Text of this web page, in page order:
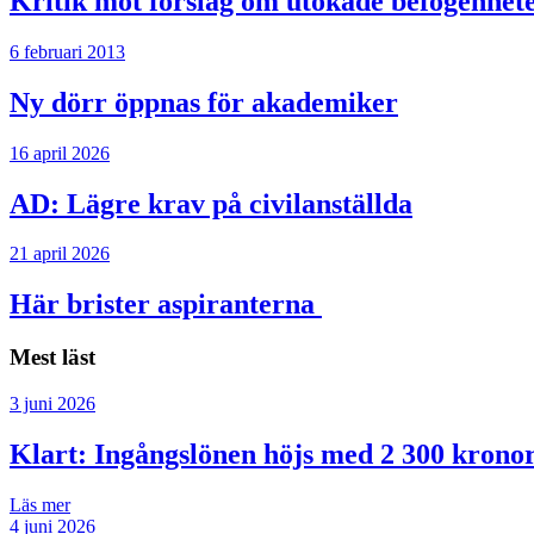
6 februari 2013
Ny dörr öppnas för akademiker
16 april 2026
AD: Lägre krav på civilanställda
21 april 2026
Här brister aspiranterna
Mest läst
3 juni 2026
Klart: Ingångslönen höjs med 2 300
Läs mer
4 juni 2026